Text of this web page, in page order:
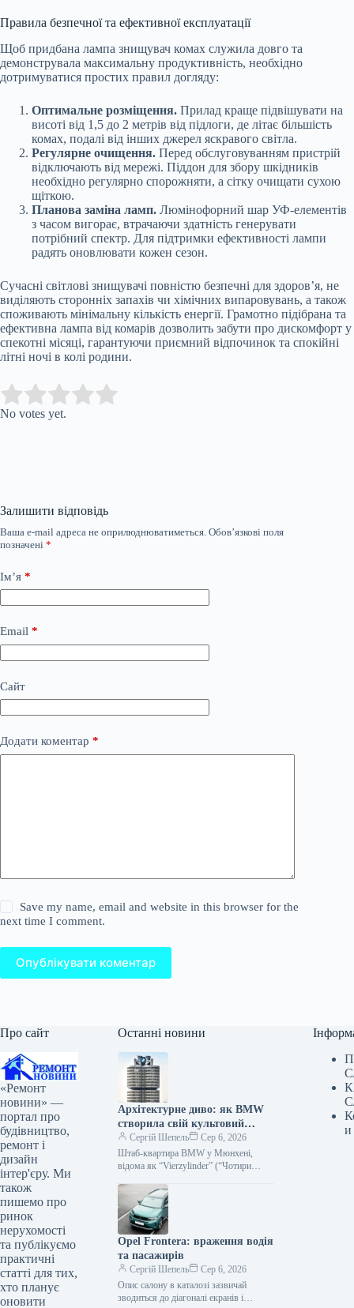
Правила безпечної та ефективної експлуатації
Щоб придбана лампа знищувач комах служила довго та
демонструвала максимальну продуктивність, необхідно
дотримуватися простих правил догляду:
Оптимальне розміщення. Прилад краще підвішувати на
висоті від 1,5 до 2 метрів від підлоги, де літає більшість
комах, подалі від інших джерел яскравого світла.
Регулярне очищення. Перед обслуговуванням пристрій
відключають від мережі. Піддон для збору шкідників
необхідно регулярно спорожняти, а сітку очищати сухою
щіткою.
Планова заміна ламп. Люмінофорний шар УФ-елементів
з часом вигорає, втрачаючи здатність генерувати
потрібний спектр. Для підтримки ефективності лампи
радять оновлювати кожен сезон.
Сучасні світлові знищувачі повністю безпечні для здоров’я, не
виділяють сторонніх запахів чи хімічних випаровувань, а також
споживають мінімальну кількість енергії. Грамотно підібрана та
ефективна лампа від комарів дозволить забути про дискомфорт у
спекотні місяці, гарантуючи приємний відпочинок та спокійні
літні ночі в колі родини.
Rate this item:
No votes yet.
Залишити відповідь
Ваша e-mail адреса не оприлюднюватиметься. Обов’язкові поля
позначені *
Ім’я *
Email *
Сайт
Додати коментар *
Save my name, email and website in this browser for the
next time I comment.
Опублікувати коментар
Про сайт
«Ремонт
новини» —
портал про
будівництво,
ремонт і
дизайн
інтер'єру. Ми
також
пишемо про
ринок
нерухомості
та публікуємо
практичні
статті для тих,
хто планує
оновити
Останні новини
Архітектурне диво: як BMW
створила свій культовий
штаб-квартиру
Сергій Шепель
Сер 6, 2026
Штаб-квартира BMW у Мюнхені,
відома як “Vierzylinder” (“Чотири
найвпізнаваніших корпоративних
будівель Німеччини. З 1973 року ця…
Opel Frontera: враження водія
та пасажирів
Сергій Шепель
Сер 6, 2026
Опис салону в каталозі зазвичай
зводиться до діагоналі екранів і
и